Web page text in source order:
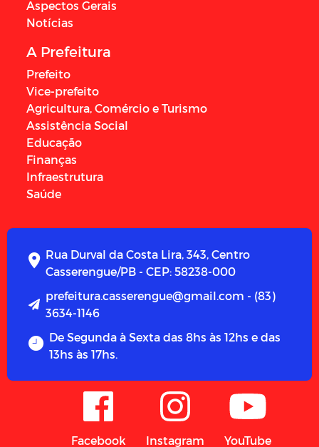
Aspectos Gerais
Notícias
A Prefeitura
Prefeito
Vice-prefeito
Agricultura, Comércio e Turismo
Assistência Social
Educação
Finanças
Infraestrutura
Saúde
Rua Durval da Costa Lira, 343, Centro
Casserengue/PB - CEP: 58238-000
prefeitura.casserengue@gmail.com - (83)
3634-1146
De Segunda à Sexta das 8hs às 12hs e das
13hs às 17hs.
Facebook Instagram YouTube